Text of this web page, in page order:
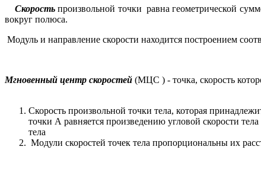
Скорость произвольной точки равна геометрической
вокруг полюса.
Модуль и направление скорости находится построением
Мгновенный центр скоростей (МЦС ) - точка, скорость
Скорость произвольной точки тела, которая
точки А равняется произведению угловой скорости
тела
Модули скоростей точек тела пропорциональны их